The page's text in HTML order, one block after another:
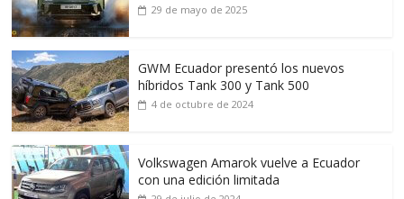
29 de mayo de 2025
GWM Ecuador presentó los nuevos
híbridos Tank 300 y Tank 500
4 de octubre de 2024
Volkswagen Amarok vuelve a Ecuador
con una edición limitada